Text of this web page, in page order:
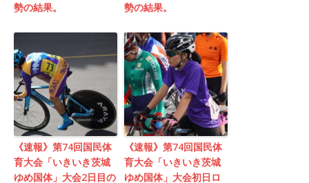
勢の結果。
勢の結果。
《速報》第74回国民体
育大会「いきいき茨城
ゆめ国体」大会2日目の
《速報》第74回国民体
育大会「いきいき茨城
ゆめ国体」大会初日ロ